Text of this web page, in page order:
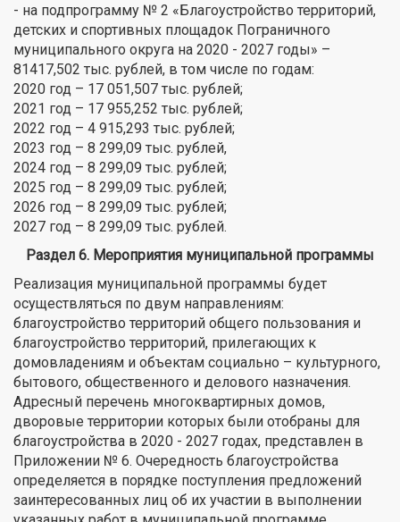
- на подпрограмму № 2 «Благоустройство территорий,
детских и спортивных площадок Пограничного
муниципального округа на 2020 - 2027 годы» –
81417,502 тыс. рублей, в том числе по годам:
2020 год – 17 051,507 тыс. рублей;
2021 год – 17 955,252 тыс. рублей;
2022 год – 4 915,293 тыс. рублей;
2023 год – 8 299,09 тыс. рублей,
2024 год – 8 299,09 тыс. рублей;
2025 год – 8 299,09 тыс. рублей;
2026 год – 8 299,09 тыс. рублей;
2027 год – 8 299,09 тыс. рублей.
Раздел 6. Мероприятия муниципальной программы
Реализация муниципальной программы будет
осуществляться по двум направлениям:
благоустройство территорий общего пользования и
благоустройство территорий, прилегающих к
домовладениям и объектам социально – культурного,
бытового, общественного и делового назначения.
Адресный перечень многоквартирных домов,
дворовые территории которых были отобраны для
благоустройства в 2020 - 2027 годах, представлен в
Приложении № 6. Очередность благоустройства
определяется в порядке поступления предложений
заинтересованных лиц об их участии в выполнении